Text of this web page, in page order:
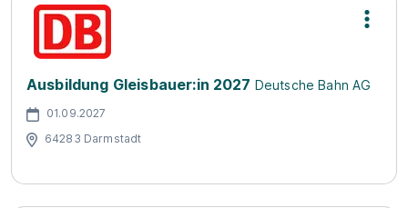
Ausbildung Gleisbauer:in 2027 Deutsche Bahn AG
01.09.2027
64283 Darmstadt